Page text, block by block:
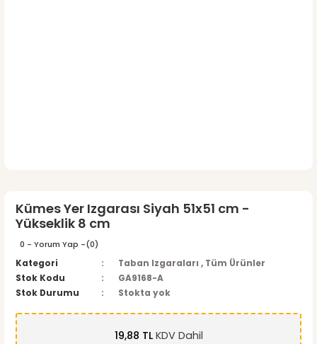
Kümes Yer Izgarası Siyah 51x51 cm -
Yükseklik 8 cm
0 - Yorum Yap -(0)
Kategori
Taban Izgaraları , Tüm Ürünler
Stok Kodu
GA9168-A
Stok Durumu
Stokta yok
19,88 TLKDV Dahil